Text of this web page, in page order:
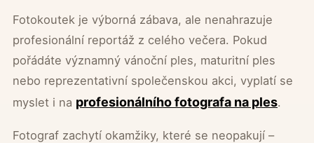
Fotokoutek je výborná zábava, ale nenahrazuje
profesionální reportáž z celého večera. Pokud
pořádáte významný vánoční ples, maturitní ples
nebo reprezentativní společenskou akci, vyplatí se
myslet i na profesionálního fotografa na ples.
Fotograf zachytí okamžiky, které se neopakují –